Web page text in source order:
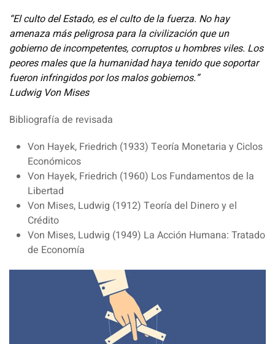
“El culto del Estado, es el culto de la fuerza. No hay
amenaza más peligrosa para la civilización que un
gobierno de incompetentes, corruptos u hombres viles. Los
peores males que la humanidad haya tenido que soportar
fueron infringidos por los malos gobiernos.”
Ludwig Von Mises
Bibliografía de revisada
Von Hayek, Friedrich (1933) Teoría Monetaria y Ciclos
Económicos
Von Hayek, Friedrich (1960) Los Fundamentos de la
Libertad
Von Mises, Ludwig (1912) Teoría del Dinero y el
Crédito
Von Mises, Ludwig (1949) La Acción Humana: Tratado
de Economía